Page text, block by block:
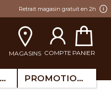
Retrait magasin gratuit en 2h
MAGASINS COMPTE PANIER
MADE IN FRANCE PROMOTIONS